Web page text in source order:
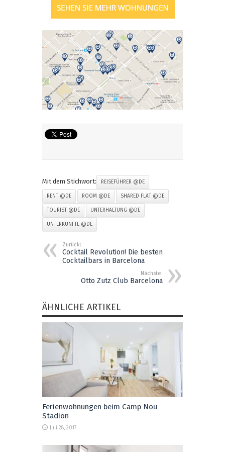
Mit dem Stichwort: REISEFÜHRER @DE
RENT @DE ROOM @DE SHARED FLAT @DE
TOURIST @DE UNTERHALTUNG @DE
UNTERKÜNFTE @DE
Zurück:
Cocktail Revolution! Die besten
Cocktailbars in Barcelona
Nächste:
Otto Zutz Club Barcelona
ÄHNLICHE ARTIKEL
Ferienwohnungen beim Camp Nou
Stadion
Juli 28, 2017